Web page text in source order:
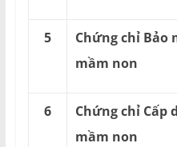
5
Chứng chỉ Bảo
mầm non
6
Chứng chỉ Cấp
mầm non